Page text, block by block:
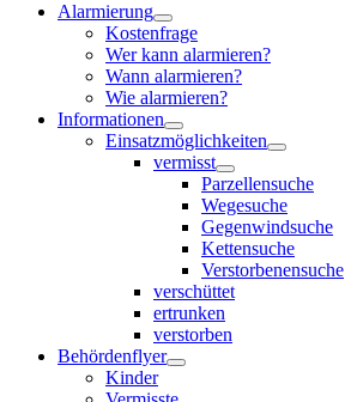
Alarmierung
Kostenfrage
Wer kann alarmieren?
Wann alarmieren?
Wie alarmieren?
Informationen
Einsatzmöglichkeiten
vermisst
Parzellensuche
Wegesuche
Gegenwindsuche
Kettensuche
Verstorbenensuche
verschüttet
ertrunken
verstorben
Behördenflyer
Kinder